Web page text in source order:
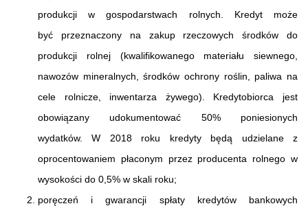
produkcji w gospodarstwach rolnych. Kredyt może
być przeznaczony na zakup rzeczowych środków do
produkcji rolnej (kwalifikowanego materiału siewnego,
nawozów mineralnych, środków ochrony roślin, paliwa na
cele rolnicze, inwentarza żywego). Kredytobiorca jest
obowiązany udokumentować 50% poniesionych
wydatków. W 2018 roku kredyty będą udzielane z
oprocentowaniem płaconym przez producenta rolnego w
wysokości do 0,5% w skali roku;
poręczeń i gwarancji spłaty kredytów bankowych